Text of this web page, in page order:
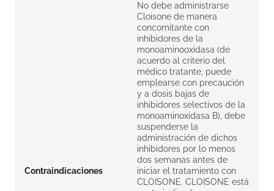
Contraindicaciones
No debe administrarse
Cloisone de manera
concomitante con
inhibidores de la
monoaminooxidasa (de
acuerdo al criterio del
médico tratante, puede
emplearse con precaución
y a dosis bajas de
inhibidores selectivos de la
monoaminoxidasa B), debe
suspenderse la
administración de dichos
inhibidores por lo menos
dos semanas antes de
iniciar el tratamiento con
CLOISONE. CLOISONE está